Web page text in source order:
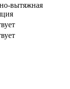
вытяжная